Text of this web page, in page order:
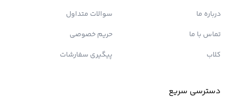
درباره ما
تماس با ما
کلاب
سوالات متداول
حریم خصوصی
پیگیری سفارشات
دسترسی سریع